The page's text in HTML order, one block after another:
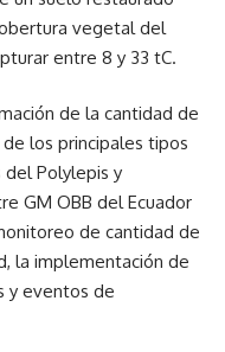
vegetal del
entre 8 y 33 tC.
de la cantidad de
los principales tipos
Polylepis y
GM OBB del Ecuador
de cantidad de
la implementación de
y eventos de